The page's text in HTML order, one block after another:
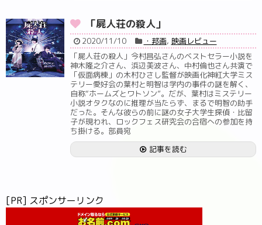
「屍人荘の殺人」
2020/11/10 ・邦画, 映画レビュー
「屍人荘の殺人」今村昌弘さんのベストセラー小説を
神木隆之介さん、浜辺美波さん、中村倫也さん共演で
「仮面病棟」の木村ひさし監督が映画化神紅大学ミス
テリー愛好会の葉村と明智は学内の事件の謎を解く、
自称“ホームズとワトソン”。だが、葉村はミステリー
小説オタクなのに推理が当たらず、まるで明智の助手
だった。そんな彼らの前に謎の女子大学生探偵・比留
子が現われ、ロックフェス研究会の合宿への参加を持
ち掛ける。部員宛
記事を読む
[PR] スポンサーリンク